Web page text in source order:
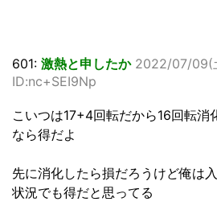
601: 激熱と申したか 2022/07/09(
ID:nc+SEI9Np
こいつは17+4回転だから16回転消
なら得だよ
先に消化したら損だろうけど俺は
状況でも得だと思ってる